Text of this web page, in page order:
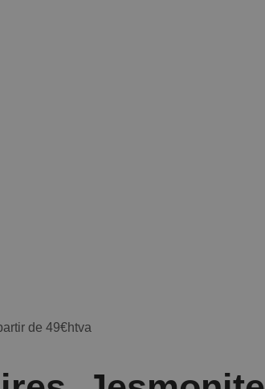
de 49€htva